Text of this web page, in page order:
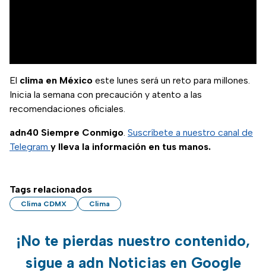
El clima en México este lunes será un reto para millones.
Inicia la semana con precaución y atento a las
recomendaciones oficiales.
adn40 Siempre Conmigo. Suscríbete a nuestro canal de
Telegram y lleva la información en tus manos.
Tags relacionados
Clima CDMX Clima
¡No te pierdas nuestro contenido,
sigue a adn Noticias en Google